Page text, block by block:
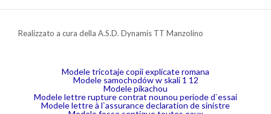
Realizzato a cura della A.S.D. Dynamis TT Manzolino
Modele tricotaje copii explicate romana
Modele samochodów w skali 1 12
Modele pikachou
Modele lettre rupture contrat nounou periode d`essai
Modele lettre à l`assurance declaration de sinistre